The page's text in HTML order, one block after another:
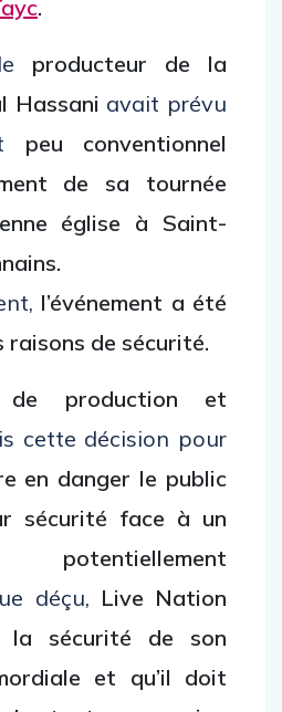
.
producteur de la
Hassani avait prévu
peu conventionnel
de sa tournée
église à Saint-
l’événement a été
raisons de sécurité.
de production et
cette décision pour
en danger le public
sécurité face à un
potentiellement
déçu, Live Nation
la sécurité de son
et qu’il doit